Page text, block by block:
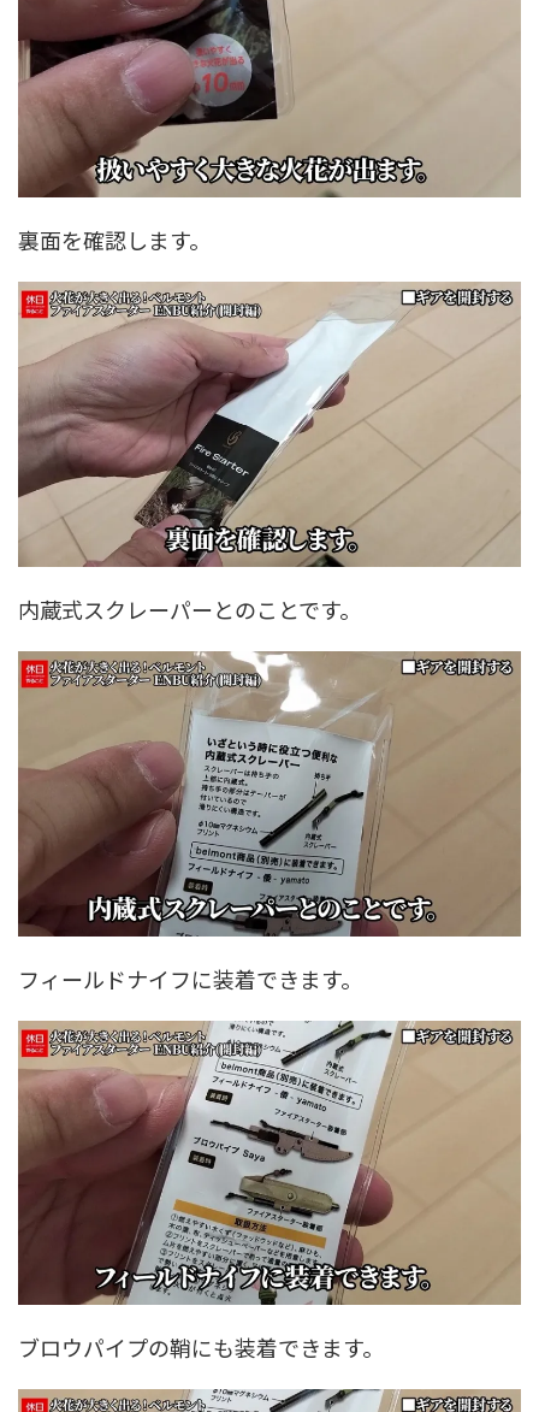
裏面を確認します。
内蔵式スクレーパーとのことです。
フィールドナイフに装着できます。
ブロウパイプの鞘にも装着できます。